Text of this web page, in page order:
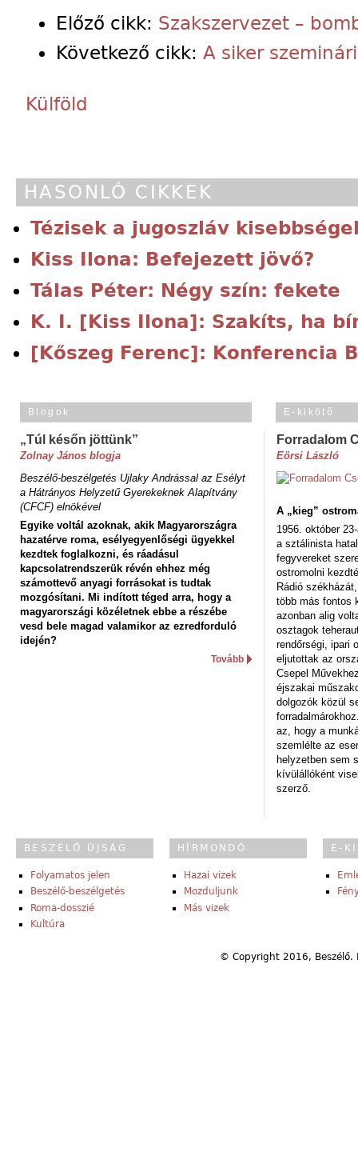
Előző cikk: Szakszervezet –
Következő cikk: A siker
Külföld
HASONLÓ CIKKEK
Tézisek a jugoszláv
Kiss Ilona: Befejezett jövő?
Tálas Péter: Négy szín: fekete
K. I. [Kiss Ilona]: Szakíts, ha
[Kőszeg Ferenc]: Konferencia
Blogok
„Túl későn jöttünk”
Zolnay János blogja
Beszélő-beszélgetés Ujlaky Andrással az Esélyt
a Hátrányos Helyzetű Gyerekeknek Alapítvány
(CFCF) elnökével
Egyike voltál azoknak, akik Magyarországra
hazatérve roma, esélyegyenlőségi ügyekkel
kezdtek foglalkozni, és ráadásul
kapcsolatrendszerük révén ehhez még
számottevő anyagi forrásokat is tudtak
mozgósítani. Mi indított téged arra, hogy a
magyarországi közéletnek ebbe a részébe
vesd bele magad valamikor az ezredforduló
idején?
Tovább
E-kikötő
Forradalom
Eörsi László
A „kieg”
1956. október
a sztálinista
fegyvereket
ostromolni
Rádió
több más fontos
azonban alig
osztagok
rendőrségi, ipari
eljutottak az
Csepel
éjszakai
dolgozók közül
az, hogy a
szemlélte az
helyzetben sem
kívülállóként
szerző.
BESZÉLŐ ÚJSÁG
Folyamatos jelen
Beszélő-beszélgetés
Roma-dosszié
Kultúra
HÍRMONDÓ
Hazai vizek
Mozduljunk
Más vizek
E-
© Copyright 2016,